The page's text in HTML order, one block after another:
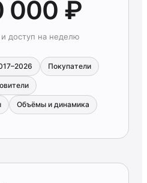
000 ₽
доступ на неделю
Покупатели
Объёмы и динамика